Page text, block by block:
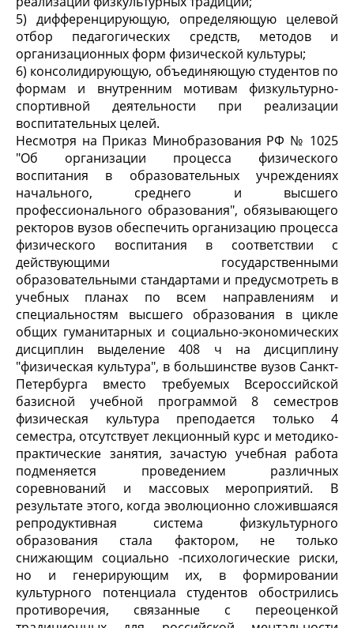
5) дифференцирующую, определяющую целевой
отбор педагогических средств, методов и
организационных форм физической культуры;
6) консолидирующую, объединяющую студентов по
формам и внутренним мотивам физкультурно-
спортивной деятельности при реализации
воспитательных целей.
Несмотря на Приказ Минобразования РФ № 1025
"Об организации процесса физического
воспитания в образовательных учреждениях
начального, среднего и высшего
профессионального образования", обязывающего
ректоров вузов обеспечить организацию процесса
физического воспитания в соответствии с
действующими государственными
образовательными стандартами и предусмотреть в
учебных планах по всем направлениям и
специальностям высшего образования в цикле
общих гуманитарных и социально-экономических
дисциплин выделение 408 ч на дисциплину
"физическая культура", в большинстве вузов Санкт-
Петербурга вместо требуемых Всероссийской
базисной учебной программой 8 семестров
физическая культура преподается только 4
семестра, отсутствует лекционный курс и методико-
практические занятия, зачастую учебная работа
подменяется проведением различных
соревнований и массовых мероприятий. В
результате этого, когда эволюционно сложившаяся
репродуктивная система физкультурного
образования стала фактором, не только
снижающим социально -психологические риски,
но и генерирующим их, в формировании
культурного потенциала студентов обострились
противоречия, связанные с переоценкой